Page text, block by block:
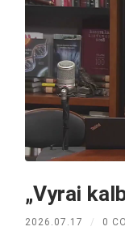
„Vyrai
2026.07.17 / 0